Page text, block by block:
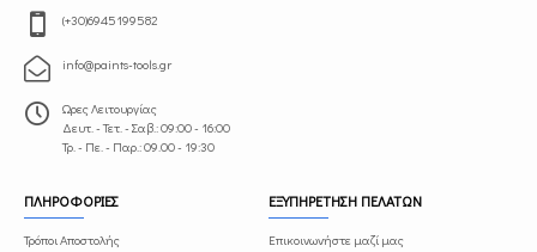
(+30)6945199582
info@paints-tools.gr
Ωρες Λειτουργίας
Δευτ. - Τετ. - Σαβ.: 09:00 - 16:00
Τρ. - Πε. - Παρ.: 09.00 - 19:30
ΠΛΗΡΟΦΟΡΙΕΣ
Τρόποι Αποστολής
ΕΞΥΠΗΡΕΤΗΣΗ ΠΕΛΑΤΩΝ
Επικοινωνήστε μαζί μας